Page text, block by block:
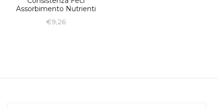
Assorbimento Nutrienti
€9,26